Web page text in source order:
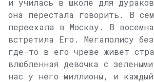
и училась в школе для
она перестала говорить. В
переехала в Москву. В
встретила Его. Мегаполису
где-то в его чреве живет
влюбленная девочка с
нас у него миллионы, и